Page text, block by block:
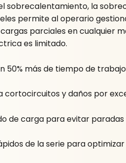
la
permite al operario
parciales en cualquier
es limitado.
50% más de tiempo de
cortocircuitos y daños por
de carga para evitar paradas
de la serie para